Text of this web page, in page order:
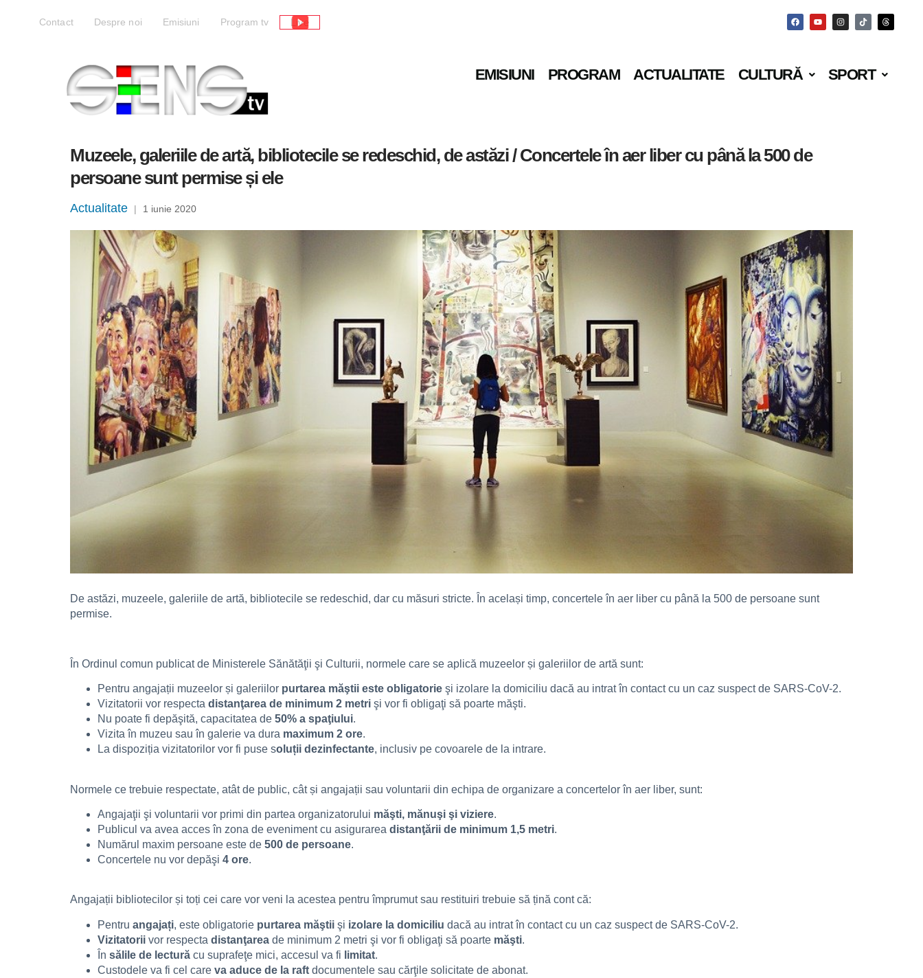
Contact Despre noi Emisiuni Program tv Live
EMISIUNI PROGRAM ACTUALITATE CULTURĂ SPORT
Muzeele, galeriile de artă, bibliotecile se redeschid, de astăzi / Concertele în aer liber cu până la 500 de
persoane sunt permise și ele
Actualitate | 1 iunie 2020
De astăzi, muzeele, galeriile de artă, bibliotecile se redeschid, dar cu măsuri stricte. În același timp, concertele în aer liber cu până la 500 de persoane sunt
permise.
În Ordinul comun publicat de Ministerele Sănătăţii şi Culturii, normele care se aplică muzeelor și galeriilor de artă sunt:
Pentru angajații muzeelor și galeriilor purtarea măştii este obligatorie şi izolare la domiciliu dacă au intrat în contact cu un caz suspect de SARS-CoV-2.
Vizitatorii vor respecta distanţarea de minimum 2 metri şi vor fi obligaţi să poarte măşti.
Nu poate fi depăşită, capacitatea de 50% a spaţiului.
Vizita în muzeu sau în galerie va dura maximum 2 ore.
La dispoziția vizitatorilor vor fi puse soluții dezinfectante, inclusiv pe covoarele de la intrare.
Normele ce trebuie respectate, atât de public, cât și angajații sau voluntarii din echipa de organizare a concertelor în aer liber, sunt:
Angajaţii şi voluntarii vor primi din partea organizatorului măşti, mănuşi şi viziere.
Publicul va avea acces în zona de eveniment cu asigurarea distanţării de minimum 1,5 metri.
Numărul maxim persoane este de 500 de persoane.
Concertele nu vor depăşi 4 ore.
Angajații bibliotecilor și toți cei care vor veni la acestea pentru împrumut sau restituiri trebuie să țină cont că:
Pentru angajați, este obligatorie purtarea măştii şi izolare la domiciliu dacă au intrat în contact cu un caz suspect de SARS-CoV-2.
Vizitatorii vor respecta distanţarea de minimum 2 metri şi vor fi obligaţi să poarte măşti.
În sălile de lectură cu suprafeţe mici, accesul va fi limitat.
Custodele va fi cel care va aduce de la raft documentele sau cărţile solicitate de abonat.